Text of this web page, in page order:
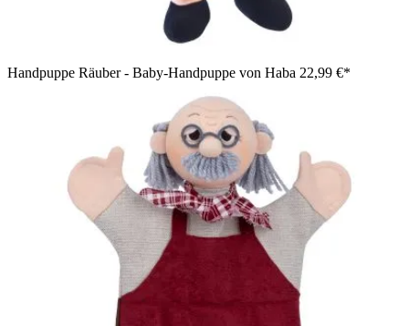
Handpuppe Räuber - Baby-Handpuppe von Haba 22,99 €*